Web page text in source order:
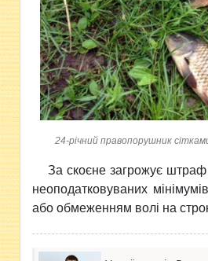
24-річний правопорушник
За скоєне загрожує штраф
неоподатковуваних
або обмеженням волі на